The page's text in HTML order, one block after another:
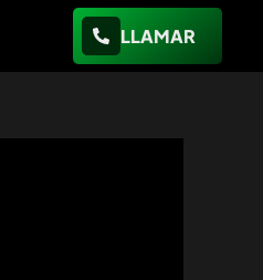
LLAMAR